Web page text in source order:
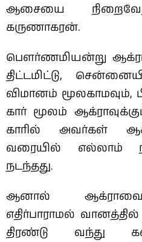
ஆசையை
கருணாகரன்.
பெளர்ணமியன்று
திட்டமிட்டு,
விமானம் மூலகாமவும்,
கார் மூலம்
காரில் அவர்கள்
வரையில் எல்லாம்
நடந்தது.
ஆனால் ஆக்ராவை
எதிர்பாராமல்
திரண்டு வந்து